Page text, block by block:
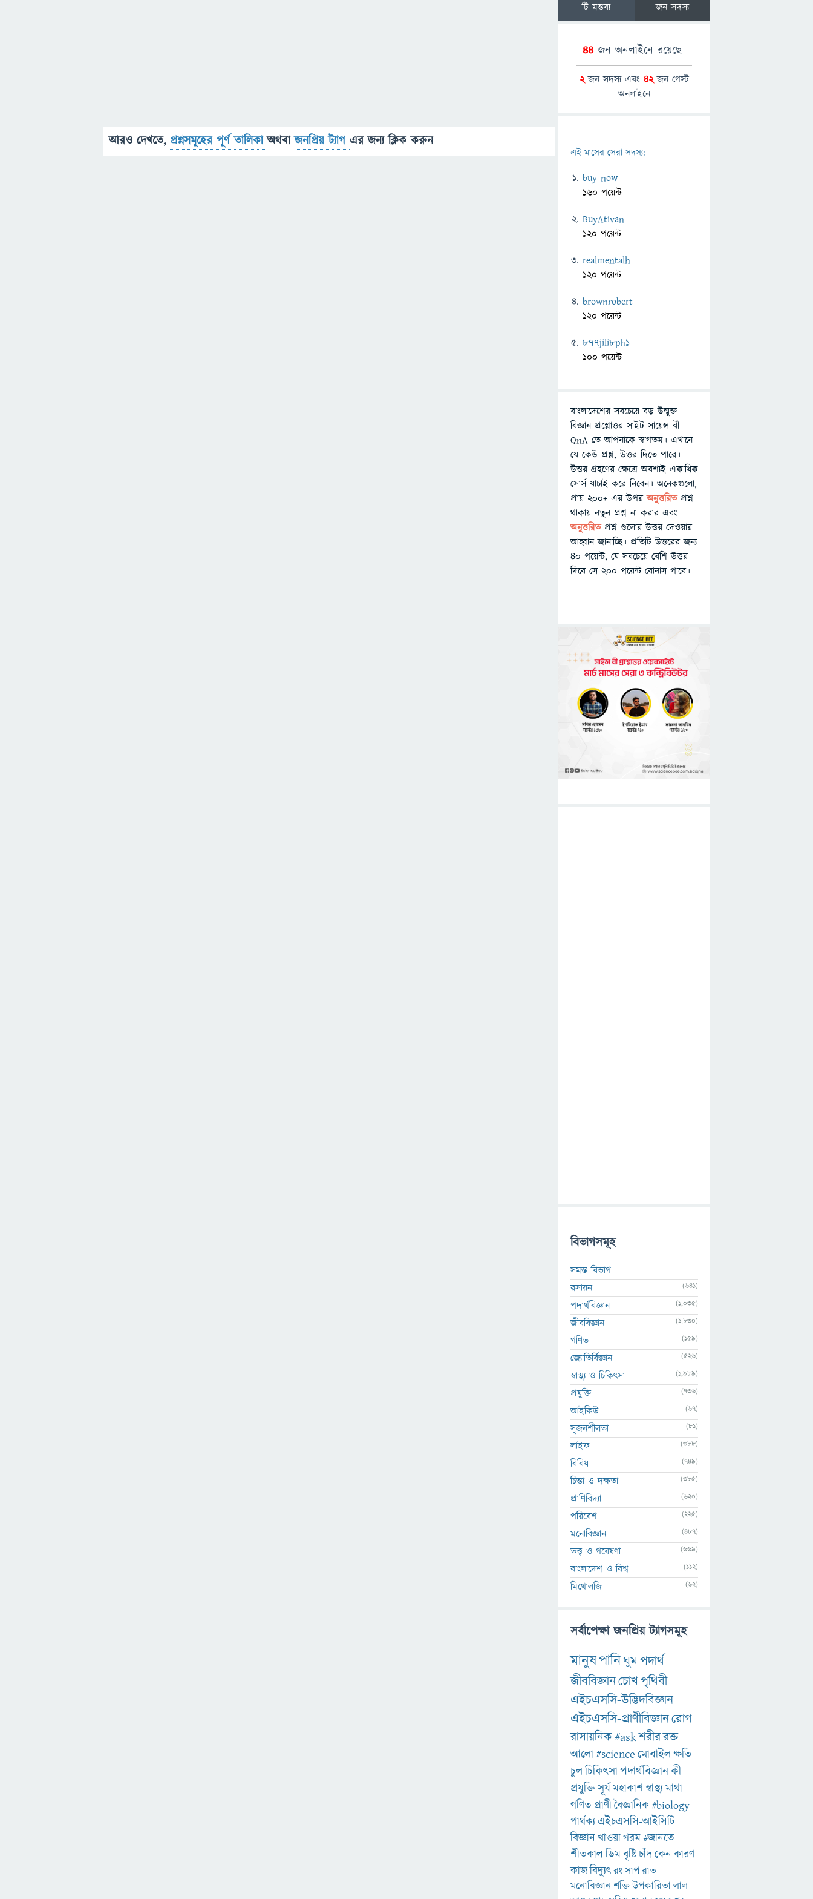
আরও দেখতে, প্রশ্নসমূহের পূর্ণ তালিকাঅথবাজনপ্রিয় ট্যাগ এর জন্য ক্লিক করুন
টি মন্তব্য জন সদস্য
44জন অনলাইনে রয়েছে
2জন সদস্য এবং 42জন গেস্ট
অনলাইনে
এই মাসের সেরা সদস্য:
buy now
160 পয়েন্ট
BuyAtivan
120 পয়েন্ট
realmentalh
120 পয়েন্ট
brownrobert
120 পয়েন্ট
877jili8ph1
100 পয়েন্ট
বাংলাদেশের সবচেয়ে বড় উন্মুক্ত
বিজ্ঞান প্রশ্নোত্তর সাইট সায়েন্স বী
QnA তে আপনাকে স্বাগতম। এখানে
যে কেউ প্রশ্ন, উত্তর দিতে পারে।
উত্তর গ্রহণের ক্ষেত্রে অবশ্যই একাধিক
সোর্স যাচাই করে নিবেন। অনেকগুলো,
প্রায় ২০০+ এর উপরঅনুত্তরিতপ্রশ্ন
থাকায় নতুন প্রশ্ন না করার এবং
অনুত্তরিত প্রশ্ন গুলোর উত্তর দেওয়ার
আহ্বান জানাচ্ছি। প্রতিটি উত্তরের জন্য
৪০ পয়েন্ট, যে সবচেয়ে বেশি উত্তর
দিবে সে ২০০ পয়েন্ট বোনাস পাবে।
বিভাগসমূহ
সমস্ত বিভাগ
রসায়ন
(641)
পদার্থবিজ্ঞান (1,035)
জীববিজ্ঞান (1,830)
গণিত (159)
জ্যোতির্বিজ্ঞান (526)
স্বাস্থ্য ও চিকিৎসা (1,989)
প্রযুক্তি (736)
আইকিউ (67)
সৃজনশীলতা (81)
লাইফ (388)
বিবিধ (749)
চিন্তা ও দক্ষতা (385)
প্রাণিবিদ্যা (620)
পরিবেশ (225)
মনোবিজ্ঞান (487)
তত্ত্ব ও গবেষণা (669)
বাংলাদেশ ও বিশ্ব (112)
মিথোলজি (62)
সর্বাপেক্ষা জনপ্রিয় ট্যাগসমূহ
মানুষপানিঘুমপদার্থ-
জীববিজ্ঞানচোখপৃথিবী
এইচএসসি-উদ্ভিদবিজ্ঞান
এইচএসসি-প্রাণীবিজ্ঞানরোগ
রাসায়নিক#askশরীররক্ত
আলো#scienceমোবাইলক্ষতি
চুলচিকিৎসাপদার্থবিজ্ঞানকী
প্রযুক্তিসূর্যমহাকাশস্বাস্থ্যমাথা
গণিত প্রাণীবৈজ্ঞানিক#biology
পার্থক্য এইচএসসি-আইসিটি
বিজ্ঞানখাওয়াগরম#জানতে
শীতকালডিমবৃষ্টিচাঁদকেনকারণ
কাজবিদ্যুৎরংসাপরাত
মনোবিজ্ঞানশক্তিউপকারিতালাল